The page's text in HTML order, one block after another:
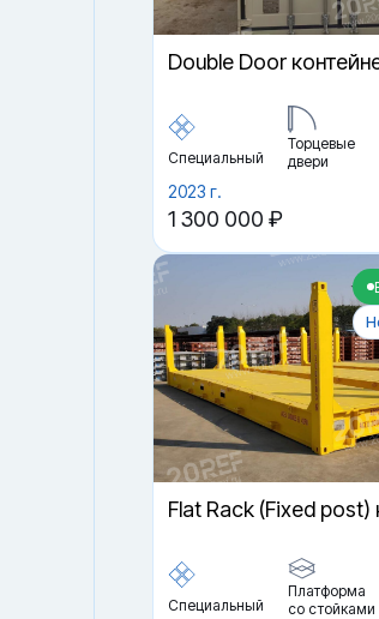
Double Door
Специальный
Торцевые
двери
2023 г.
1 300 000 ₽
Flat Rack (Fixed post)
Специальный
Платформа
со стойками